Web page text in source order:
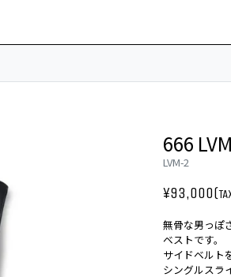
666
LVM-2
¥93,000(
無骨な男っぽ
ベストです。
サイドベルト
シングルスラ